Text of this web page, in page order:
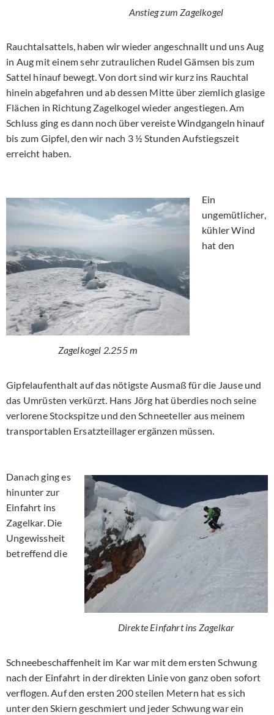
Anstieg zum Zagelkogel
Rauchtalsattels, haben wir wieder angeschnallt und uns Aug
in Aug mit einem sehr zutraulichen Rudel Gämsen bis zum
Sattel hinauf bewegt. Von dort sind wir kurz ins Rauchtal
hinein abgefahren und ab dessen Mitte über ziemlich glasige
Flächen in Richtung Zagelkogel wieder angestiegen. Am
Schluss ging es dann noch über vereiste Windgangeln hinauf
bis zum Gipfel, den wir nach 3 ½ Stunden Aufstiegszeit
erreicht haben.
Zagelkogel 2.255 m
Ein
ungemütlicher,
kühler Wind
hat den
Gipfelaufenthalt auf das nötigste Ausmaß für die Jause und
das Umrüsten verkürzt. Hans Jörg hat überdies noch seine
verlorene Stockspitze und den Schneeteller aus meinem
transportablen Ersatzteillager ergänzen müssen.
Direkte Einfahrt ins Zagelkar
Danach ging es
hinunter zur
Einfahrt ins
Zagelkar. Die
Ungewissheit
betreffend die
Schneebeschaffenheit im Kar war mit dem ersten Schwung
nach der Einfahrt in der direkten Linie von ganz oben sofort
verflogen. Auf den ersten 200 steilen Metern hat es sich
unter den Skiern geschmiert und jeder Schwung war ein